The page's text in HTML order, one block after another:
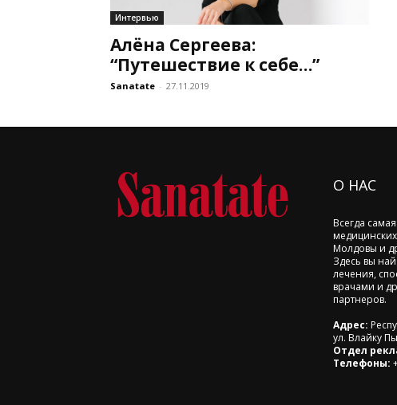
Интервью
Алёна Сергеева:
“Путешествие к себе…”
Sanatate - 27.11.2019
О НАС
Всегда
Молдовы и
Здесь вы
лечения,
врачами и
партнеров.
Адрес:
ул. Влайку
Отдел
Телефоны: